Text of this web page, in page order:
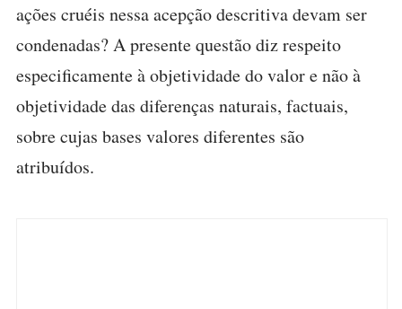
ações cruéis nessa acepção descritiva devam ser
condenadas? A presente questão diz respeito
especificamente à objetividade do valor e não à
objetividade das diferenças naturais, factuais,
sobre cujas bases valores diferentes são
atribuídos.